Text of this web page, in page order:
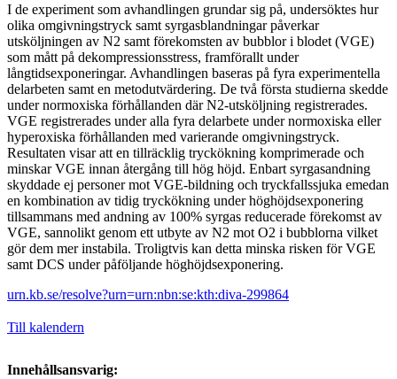
I de experiment som avhandlingen grundar sig på, undersöktes hur
olika omgivningstryck samt syrgasblandningar påverkar
utsköljningen av N2 samt förekomsten av bubblor i blodet (VGE)
som mått på dekompressionsstress, framförallt under
långtidsexponeringar. Avhandlingen baseras på fyra experimentella
delarbeten samt en metodutvärdering. De två första studierna skedde
under normoxiska förhållanden där N2-utsköljning registrerades.
VGE registrerades under alla fyra delarbete under normoxiska eller
hyperoxiska förhållanden med varierande omgivningstryck.
Resultaten visar att en tillräcklig tryckökning komprimerade och
minskar VGE innan återgång till hög höjd. Enbart syrgasandning
skyddade ej personer mot VGE-bildning och tryckfallssjuka emedan
en kombination av tidig tryckökning under höghöjdsexponering
tillsammans med andning av 100% syrgas reducerade förekomst av
VGE, sannolikt genom ett utbyte av N2 mot O2 i bubblorna vilket
gör dem mer instabila. Troligtvis kan detta minska risken för VGE
samt DCS under påföljande höghöjdsexponering.
urn.kb.se/resolve?urn=urn:nbn:se:kth:diva-299864
Till kalendern
Innehållsansvarig: